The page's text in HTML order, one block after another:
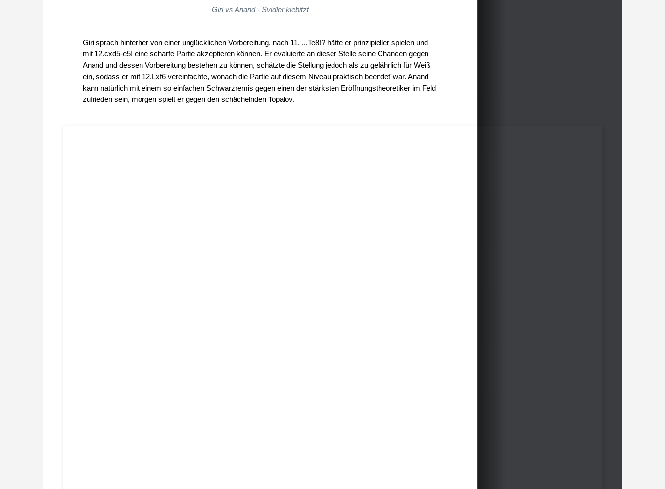
Giri vs Anand - Svidler kiebitzt
Giri sprach hinterher von einer unglücklichen Vorbereitung, nach 11. ...Te8!? hätte er prinzipieller spielen und
mit 12.cxd5-e5! eine scharfe Partie akzeptieren können. Er evaluierte an dieser Stelle seine Chancen gegen
Anand und dessen Vorbereitung bestehen zu können, schätzte die Stellung jedoch als zu gefährlich für Weiß
ein, sodass er mit 12.Lxf6 vereinfachte, wonach die Partie auf diesem Niveau praktisch beendet´war. Anand
kann natürlich mit einem so einfachen Schwarzremis gegen einen der stärksten Eröffnungstheoretiker im Feld
zufrieden sein, morgen spielt er gegen den schächelnden Topalov.